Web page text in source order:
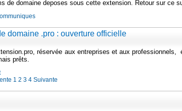
de domaine deposes sous cette extension. Retour sur ce
domaine .pro : ouverture officielle
réservée aux entreprises et aux
prêts.
1 2 3 4 Suivante